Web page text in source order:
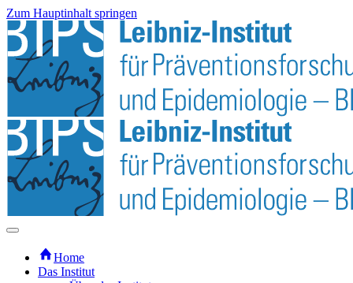
Zum Hauptinhalt springen
Home
Das Institut